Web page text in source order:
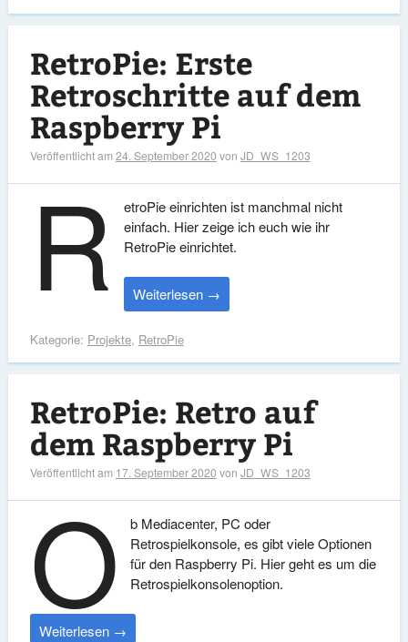
RetroPie: Erste
Retroschritte auf dem
Raspberry Pi
Veröffentlicht am24. September 2020 von JD_WS_1203
R etroPie einrichten ist manchmal nicht
einfach. Hier zeige ich euch wie ihr
RetroPie einrichtet.
Weiterlesen →
Kategorie: Projekte, RetroPie
RetroPie: Retro auf
dem Raspberry Pi
Veröffentlicht am 17. September 2020 von JD_WS_1203
O b Mediacenter, PC oder
Retrospielkonsole, es gibt viele Optionen
für den Raspberry Pi. Hier geht es um die
Retrospielkonsolenoption.
Weiterlesen →